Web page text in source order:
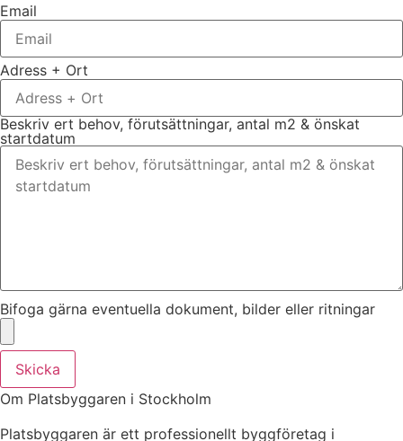
Email
Adress + Ort
Beskriv ert behov, förutsättningar, antal m2 & önskat
startdatum
Bifoga gärna eventuella dokument, bilder eller ritningar
Skicka
Om Platsbyggaren i Stockholm
Platsbyggaren är ett professionellt byggföretag i